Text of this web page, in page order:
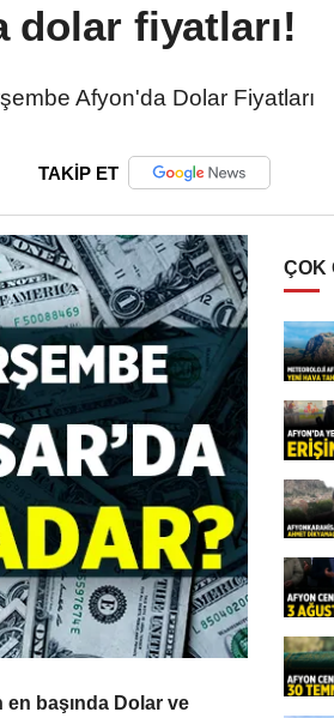
dolar fiyatları!
Afyon'da Dolar Fiyatları
TAKİP ET
en başında Dolar ve
ÇOK